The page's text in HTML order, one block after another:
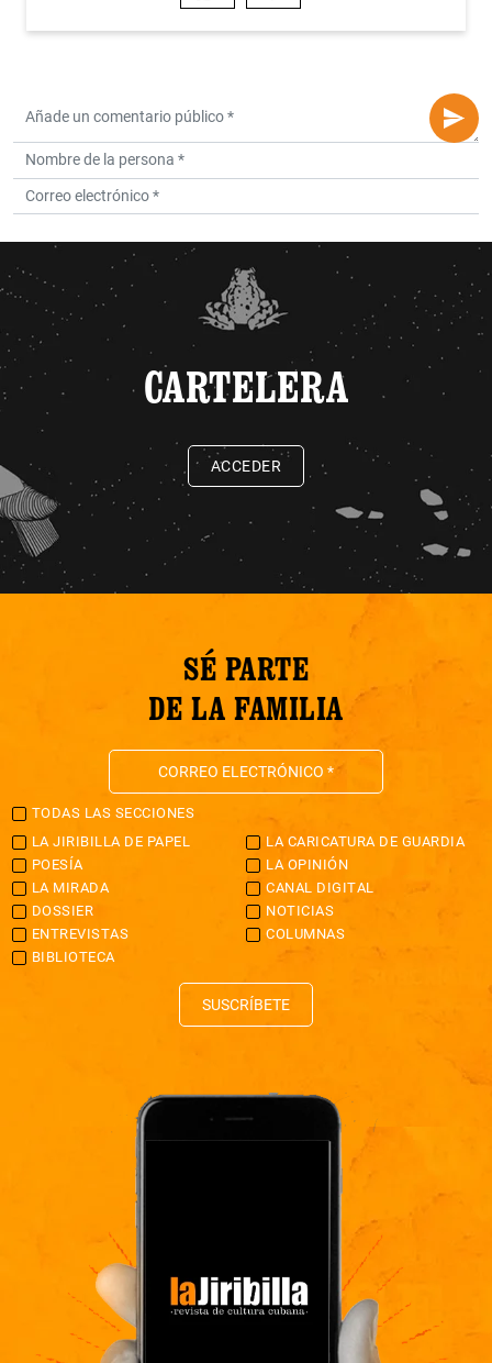
CARTELERA
ACCEDER
SÉ PARTE
DE LA FAMILIA
TODAS LAS SECCIONES
LA JIRIBILLA DE PAPEL
LA CARICATURA DE GUARDIA
POESÍA
LA OPINIÓN
LA MIRADA
CANAL DIGITAL
DOSSIER
NOTICIAS
ENTREVISTAS
COLUMNAS
BIBLIOTECA
SUSCRÍBETE